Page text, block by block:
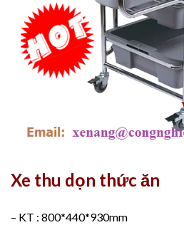
Xe thu dọn thức ăn
– KT : 800*440*930mm